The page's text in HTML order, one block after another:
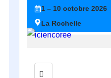
1 – 10 octobre 2026
La Rochelle